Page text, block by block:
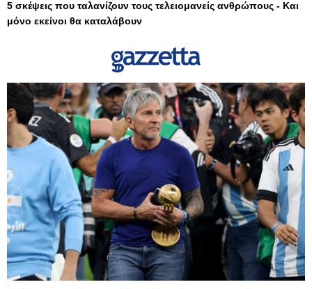
5 σκέψεις που ταλανίζουν τους τελειομανείς ανθρώπους - Και
μόνο εκείνοι θα καταλάβουν